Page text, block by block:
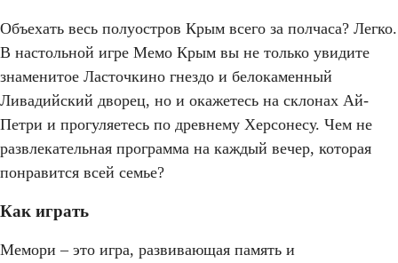
Объехать весь полуостров Крым всего за полчаса? Легко.
В настольной игре Мемо Крым вы не только увидите
знаменитое Ласточкино гнездо и белокаменный
Ливадийский дворец, но и окажетесь на склонах Ай-
Петри и прогуляетесь по древнему Херсонесу. Чем не
развлекательная программа на каждый вечер, которая
понравится всей семье?
Как играть
Мемори – это игра, развивающая память и